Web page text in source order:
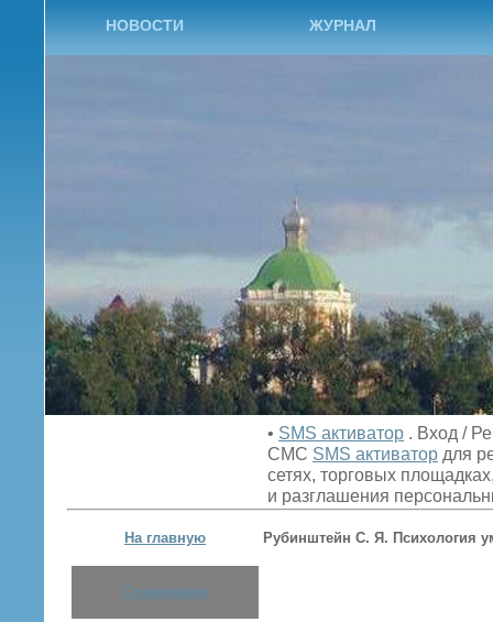
НОВОСТИ ЖУРНАЛ
• SMS активатор . Вход /
СМС SMS активатор для
сетях, торговых
и разглашения
На главную Рубинштейн С. Я. Психология
Содержание